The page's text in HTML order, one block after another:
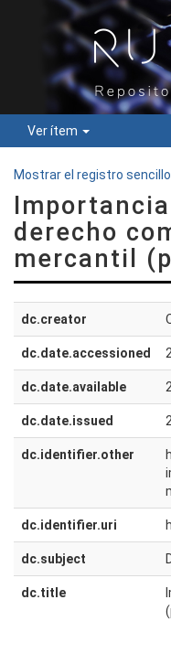
Ver ítem
Mostrar el registro
derecho
mercantil
dc.creator
dc.date.accessioned
dc.date.available
dc.date.issued
dc.identifier.other
dc.identifier.uri
dc.subject
dc.title